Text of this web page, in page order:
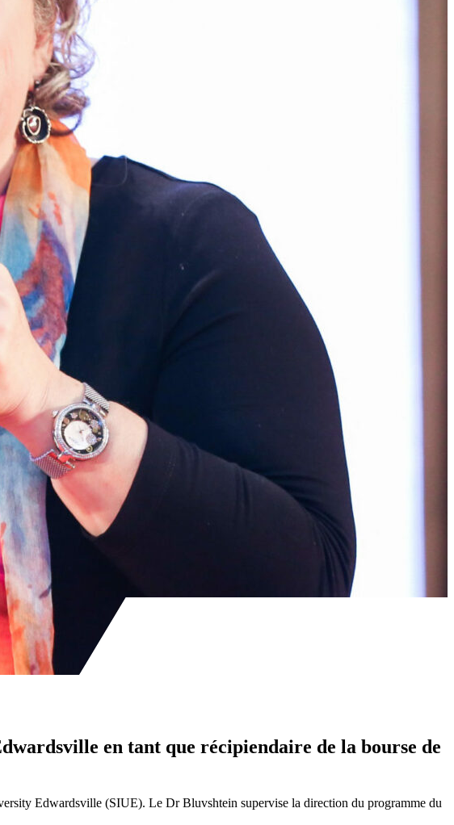
en tant que récipiendaire de la bourse de
Edwardsville (SIUE). Le Dr Bluvshtein supervise la direction du programme du